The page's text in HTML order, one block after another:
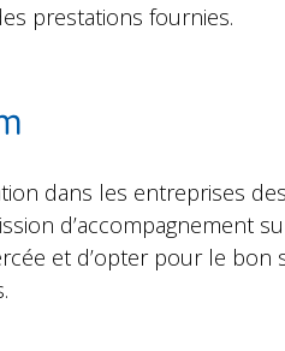
prestations fournies.
dans les entreprises
d’accompagnement
et d’opter pour le